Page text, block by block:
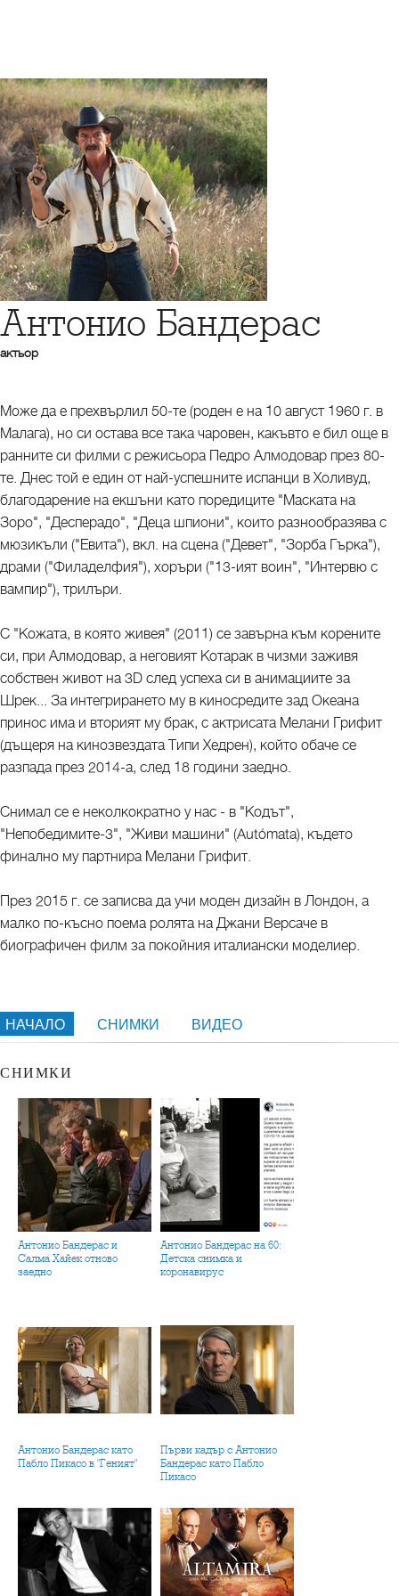
Антонио Бандерас
актьор
Може да е прехвърлил 50-те (роден е на 10 август 1960 г. в
Малага), но си остава все така чаровен, какъвто е бил още в
ранните си филми с режисьора Педро Алмодовар през 80-
те. Днес той е един от най-успешните испанци в Холивуд,
благодарение на екшъни като поредиците "Маската на
Зоро", "Десперадо", "Деца шпиони", които разнообразява с
мюзикъли ("Евита"), вкл. на сцена ("Девет", "Зорба Гърка"),
драми ("Филаделфия"), хоръри ("13-ият воин", "Интервю с
вампир"), трилъри.
С "Кожата, в която живея" (2011) се завърна към корените
си, при Алмодовар, а неговият Котарак в чизми заживя
собствен живот на 3D след успеха си в анимациите за
Шрек... За интегрирането му в киносредите зад Океана
принос има и вторият му брак, с актрисата Мелани Грифит
(дъщеря на кинозвездата Типи Хедрен), който обаче се
разпада през 2014-а, след 18 години заедно.
Снимал се е неколкократно у нас - в "Кодът",
"Непобедимите-3", "Живи машини" (Autómata), където
финално му партнира Мелани Грифит.
През 2015 г. се записва да учи моден дизайн в Лондон, а
малко по-късно поема ролята на Джани Версаче в
биографичен филм за покойния италиански моделиер.
НАЧАЛО СНИМКИ ВИДЕО
СНИМКИ
Антонио Бандерас и
Салма Хайек отново
заедно
Антонио Бандерас на 60:
Детска снимка и
коронавирус
Антонио Бандерас като
Пабло Пикасо в "Геният"
Първи кадър с Антонио
Бандерас като Пабло
Пикасо